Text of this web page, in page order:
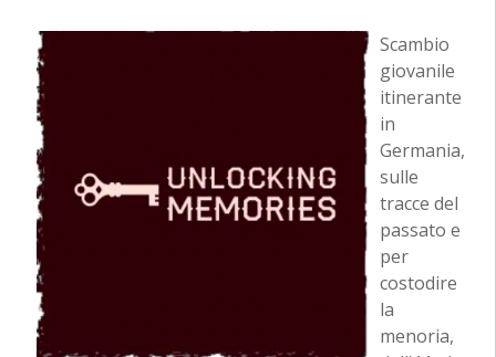
Scambio
giovanile
itinerante
in
Germania,
sulle
tracce del
passato e
per
costodire
la
menoria,